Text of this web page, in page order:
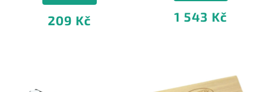
209 Kč 1 543 Kč